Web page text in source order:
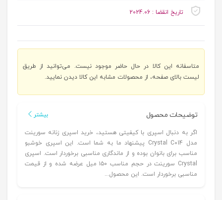
تاریخ انقضا : 2024.06
متاسفانه این کالا در حال حاضر موجود نیست. می‌توانید از طریق
لیست بالای صفحه، از محصولات مشابه این کالا دیدن نمایید.
توضیحات محصول بیشتر
اگر به دنبال اسپری با کیفیتی هستید، خرید اسپری زنانه سورینت
مدل Crystal C014 پیشنهاد ما به شما است. این اسپری خوشبو
مناسب برای بانوان بوده و از ماندگاری مناسبی برخوردار است. اسپری
Crystal سورینت در حجم مناسب ۱۵۰ میل عرضه شده و از قیمت
مناسبی برخوردار است. این محصول...